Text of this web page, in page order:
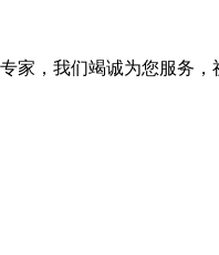
家，我们竭诚为您服务，